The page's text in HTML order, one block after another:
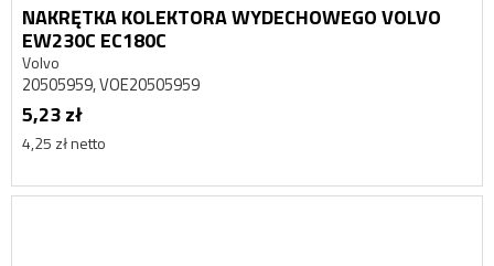
NAKRĘTKA KOLEKTORA WYDECHOWEGO VOLVO
EW230C EC180C
Volvo
20505959, VOE20505959
5,23 zł
4,25 zł netto